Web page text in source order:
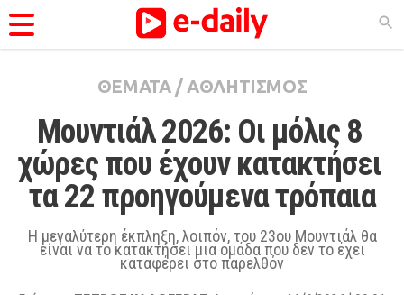
ΚΑΤΗΓΟΡΊΕΣ
Ειδήσεις
Θέματα
Videos
Podcasts
ΘΕΜΑΤΑ/ ΑΘΛΗΤΙΣΜΟΣ
Μουντιάλ 2026: Οι μόλις 8
χώρες που έχουν κατακτήσει
τα 22 προηγούμενα τρόπαια
Η μεγαλύτερη έκπληξη, λοιπόν, του 23ου Μουντιάλ θα
είναι να το κατακτήσει μια ομάδα που δεν το έχει
καταφέρει στο παρελθόν